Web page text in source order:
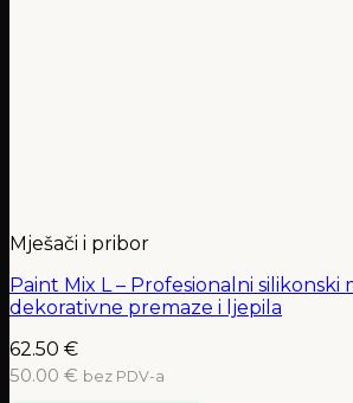
Mješači i pribor
Paint Mix L – Profesionalni silikonski
dekorativne premaze i ljepila
62.50 €
50.00 € bez PDV-a